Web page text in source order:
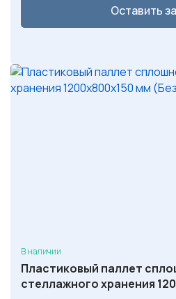
Оставить
В наличии
Пластиковый паллет
стеллажного хранения